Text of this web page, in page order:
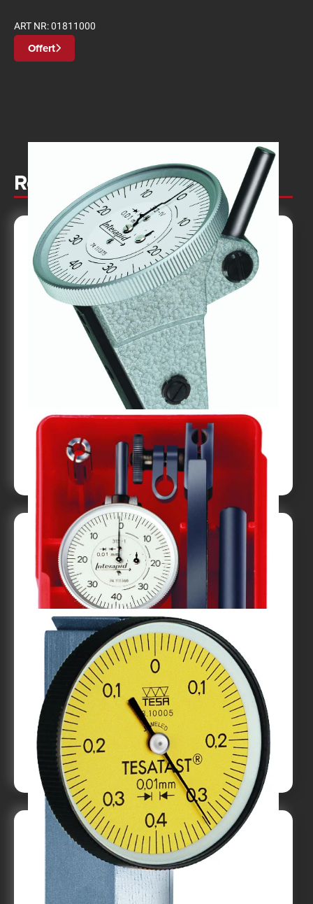
ART NR:01811000
Offert
Relaterade produkter
Vippindikator INTERAPID Vertikal
Till produkt
Vippindikator INTERAPID sats
Till produkt